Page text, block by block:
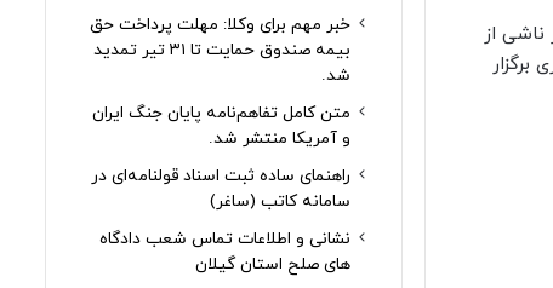
ناشی از
برگزار
خبر مهم برای وکلا: مهلت پرداخت حق
بیمه صندوق حمایت تا ۳۱ تیر تمدید
شد.
متن کامل تفاهم‌نامه پایان جنگ ایران
و آمریکا منتشر شد.
راهنمای ساده ثبت اسناد قولنامه‌ای در
سامانه کاتب (ساغر)
نشانی و اطلاعات تماس شعب دادگاه
های صلح استان گیلان